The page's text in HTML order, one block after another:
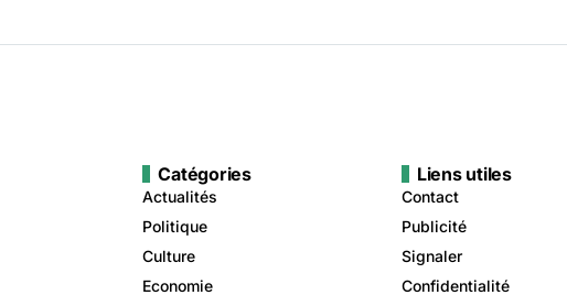
Catégories
Actualités
Politique
Culture
Economie
Liens utiles
Contact
Publicité
Signaler
Confidentialité